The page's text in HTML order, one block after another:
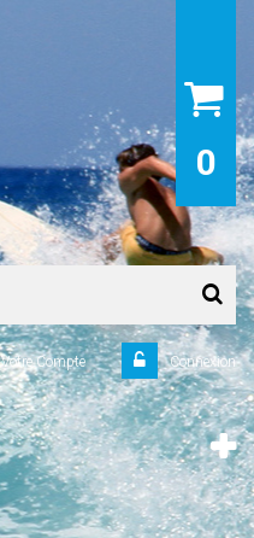
0
Connexion
Votre Compte